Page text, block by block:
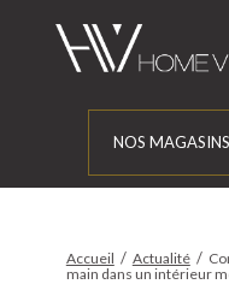
NOS MAGASINS
Accueil / Actualité /
main dans un intérieur